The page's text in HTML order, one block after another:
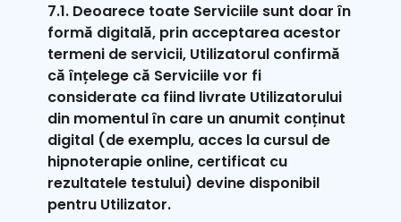
7.1. Deoarece toate Serviciile sunt doar în
formă digitală, prin acceptarea acestor
termeni de servicii, Utilizatorul confirmă
că înțelege că Serviciile vor fi
considerate ca fiind livrate Utilizatorului
din momentul în care un anumit conținut
digital (de exemplu, acces la cursul de
hipnoterapie online, certificat cu
rezultatele testului) devine disponibil
pentru Utilizator.